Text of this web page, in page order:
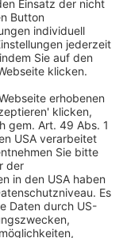
auf Anleger
– doch viele
für
so die
Bitkom vom
sich vorstellen,
Dabei hätten
…